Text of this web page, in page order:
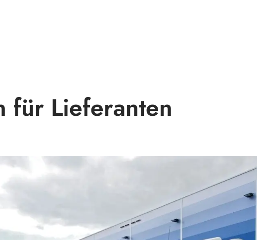
für Lieferanten